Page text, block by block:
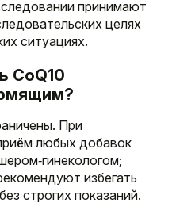
принимают
целях
ситуациях.
CoQ10
При
любых добавок
избегать
строгих показаний.